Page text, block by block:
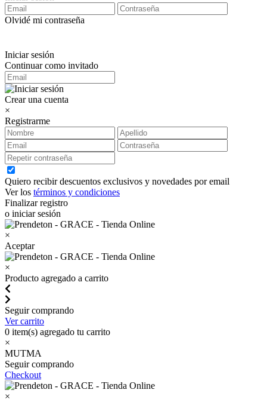
Olvidé mi contraseña
Iniciar sesión
Continuar como invitado
Crear una cuenta
×
Registrarme
Quiero recibir descuentos exclusivos y novedades por email
Ver los términos y condiciones
Finalizar registro
o iniciar sesión
×
Aceptar
×
Producto agregado a carrito
Seguir comprando
Ver carrito
0 item(s) agregado tu carrito
×
MUTMA
Seguir comprando
Checkout
×